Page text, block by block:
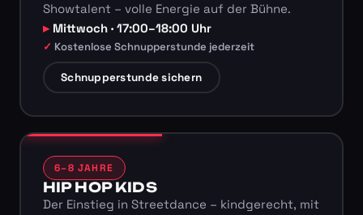
Showtalent – volle Energie auf der Bühne.
Mittwoch · 17:00–18:00 Uhr
Kostenlose Schnupperstunde jederzeit
Schnupperstunde sichern
6–8 JAHRE
HIP HOP KIDS
Der Einstieg in Streetdance – kindgerecht, mit